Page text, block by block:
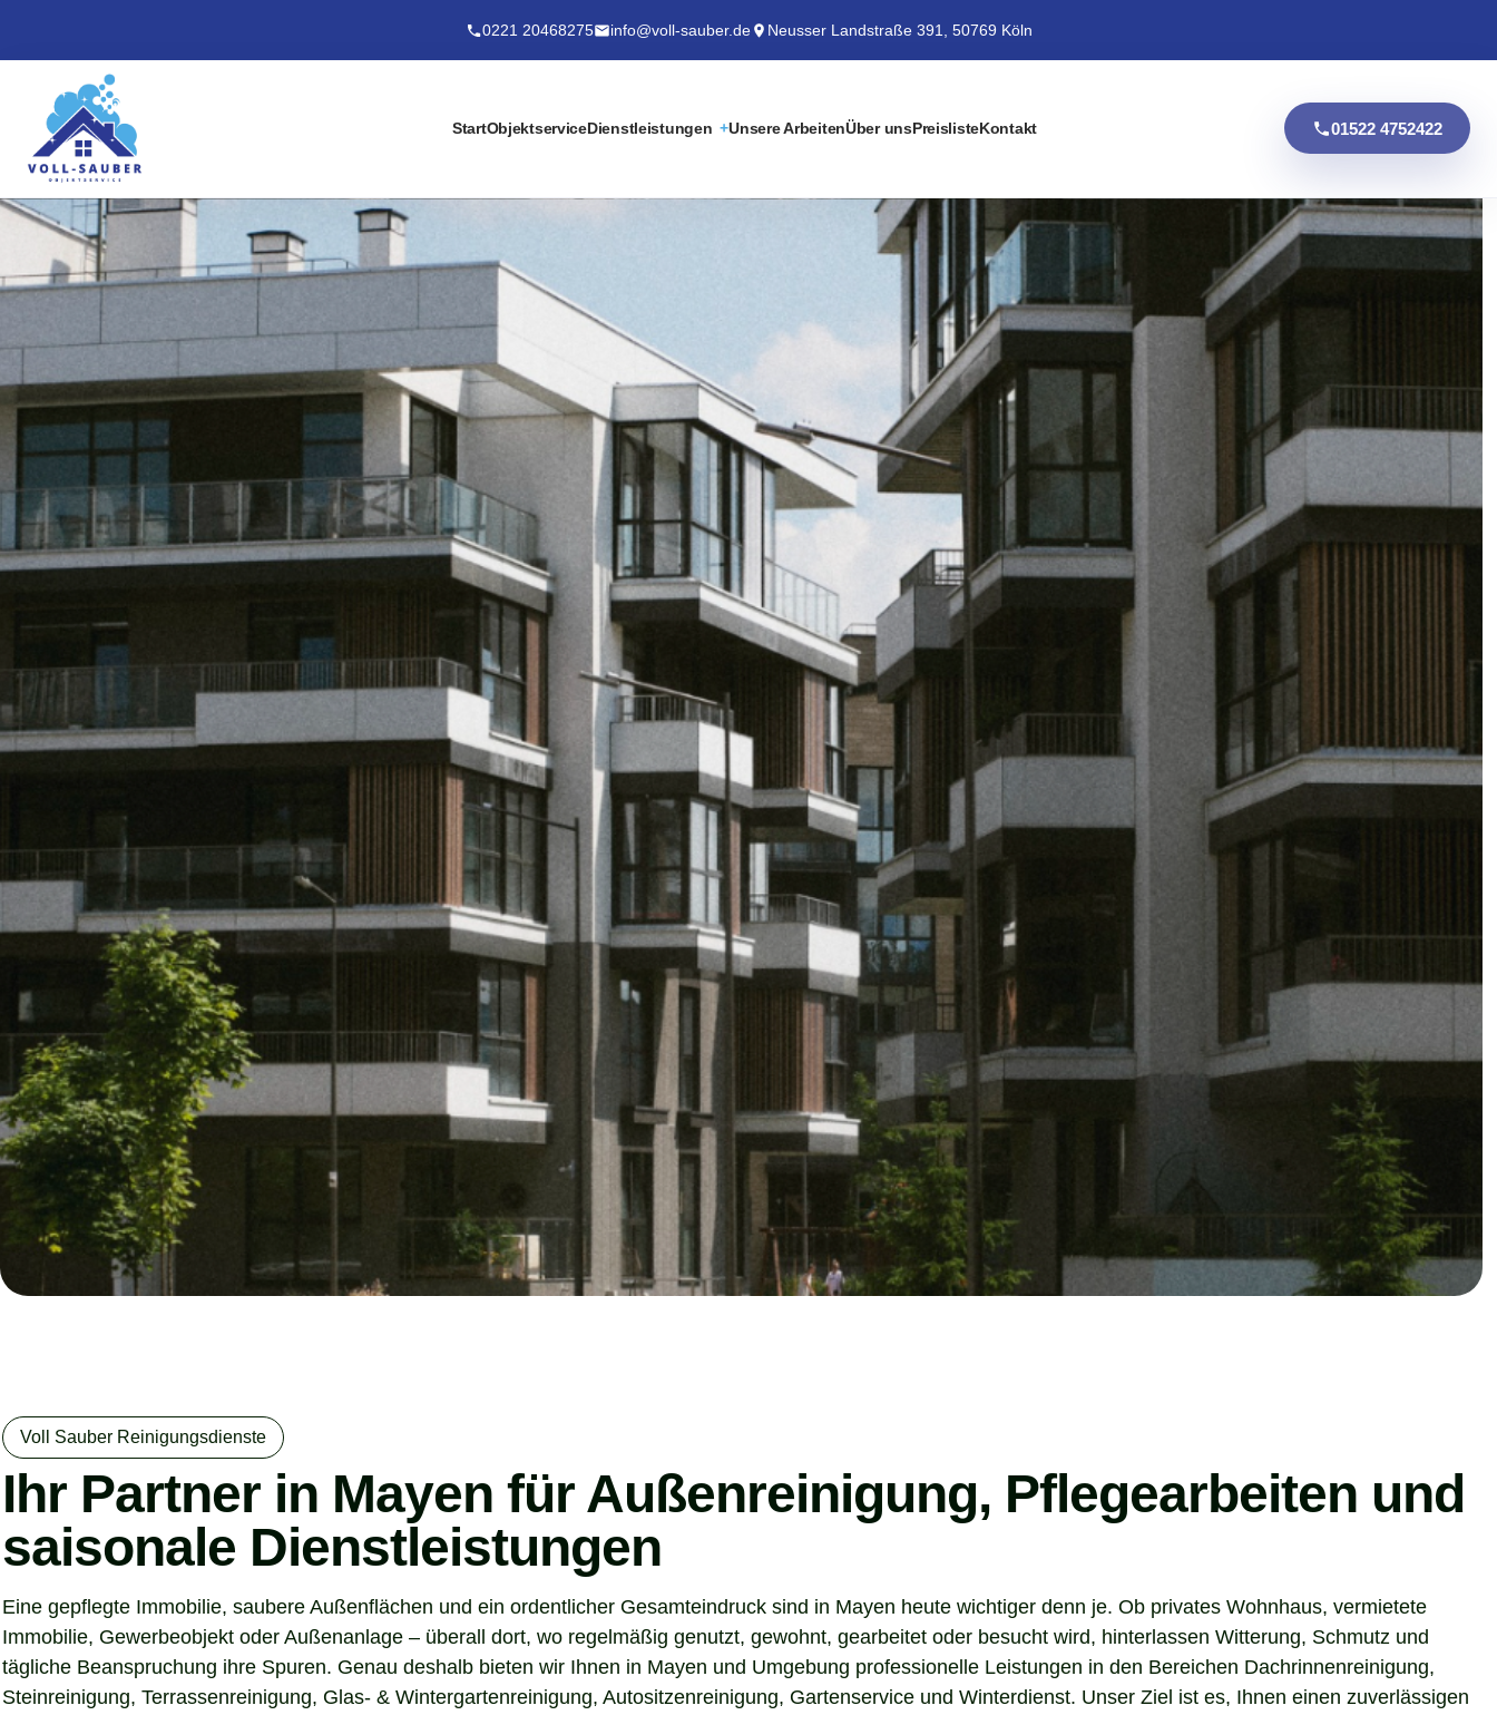
0221 20468275 info@voll-sauber.de Neusser Landstraße 391, 50769 Köln
StartObjektserviceDienstleistungen Unsere ArbeitenÜber unsPreislisteKontakt 01522 4752422
Voll Sauber Reinigungsdienste
Ihr Partner in Mayen für Außenreinigung, Pflegearbeiten und
saisonale Dienstleistungen
Eine gepflegte Immobilie, saubere Außenflächen und ein ordentlicher Gesamteindruck sind in Mayen heute wichtiger denn je. Ob privates Wohnhaus, vermietete
Immobilie, Gewerbeobjekt oder Außenanlage – überall dort, wo regelmäßig genutzt, gewohnt, gearbeitet oder besucht wird, hinterlassen Witterung, Schmutz und
tägliche Beanspruchung ihre Spuren. Genau deshalb bieten wir Ihnen in Mayen und Umgebung professionelle Leistungen in den Bereichen Dachrinnenreinigung,
Steinreinigung, Terrassenreinigung, Glas- & Wintergartenreinigung, Autositzenreinigung, Gartenservice und Winterdienst. Unser Ziel ist es, Ihnen einen zuverlässigen